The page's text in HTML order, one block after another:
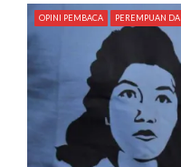
p
o
s
OPINI PEMBACA PEREMPUAN